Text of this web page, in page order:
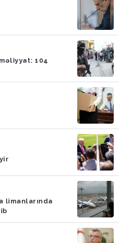
104
limanlarında